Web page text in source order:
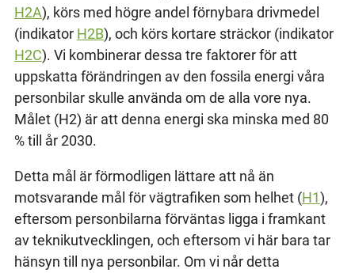
H2A), körs med högre andel förnybara drivmedel
(indikator H2B), och körs kortare sträckor (indikator
H2C). Vi kombinerar dessa tre faktorer för att
uppskatta förändringen av den fossila energi våra
personbilar skulle använda om de alla vore nya.
Målet (H2) är att denna energi ska minska med 80
% till år 2030.
Detta mål är förmodligen lättare att nå än
motsvarande mål för vägtrafiken som helhet (H1),
eftersom personbilarna förväntas ligga i framkant
av teknikutvecklingen, och eftersom vi här bara tar
hänsyn till nya personbilar. Om vi når detta